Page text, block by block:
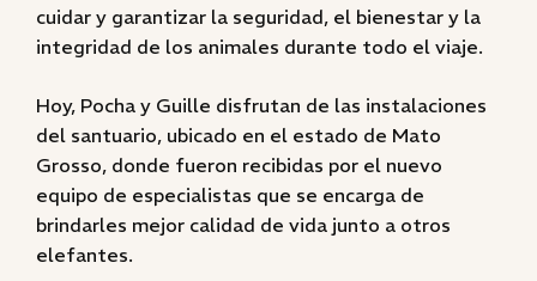
cuidar y garantizar la seguridad, el bienestar y la
integridad de los animales durante todo el viaje.
Hoy, Pocha y Guille disfrutan de las instalaciones
del santuario, ubicado en el estado de Mato
Grosso, donde fueron recibidas por el nuevo
equipo de especialistas que se encarga de
brindarles mejor calidad de vida junto a otros
elefantes.